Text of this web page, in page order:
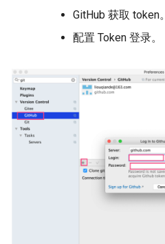
GitHub 获取 token。
配置 Token 登录。